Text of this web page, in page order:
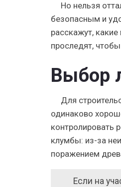
Но нельзя
безопасным и
расскажут,
проследят,
Выбор
Для
одинаково
контролировать
клумбы: из-за
поражением
Если на